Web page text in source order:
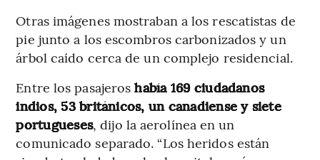
Otras imágenes mostraban a los rescatistas de
pie junto a los escombros carbonizados y un
árbol caído cerca de un complejo residencial.
Entre los pasajeroshabía 169 ciudadanos
indios, 53 británicos, un canadiense y siete
portugueses, dijo la aerolínea en un
comunicado separado. “Los heridos están